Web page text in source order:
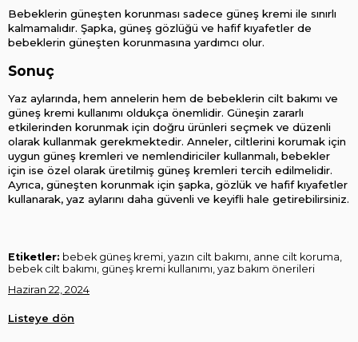
Bebeklerin güneşten korunması sadece güneş kremi ile sınırlı
kalmamalıdır. Şapka, güneş gözlüğü ve hafif kıyafetler de
bebeklerin güneşten korunmasına yardımcı olur.
Sonuç
Yaz aylarında, hem annelerin hem de bebeklerin cilt bakımı ve
güneş kremi kullanımı oldukça önemlidir. Güneşin zararlı
etkilerinden korunmak için doğru ürünleri seçmek ve düzenli
olarak kullanmak gerekmektedir. Anneler, ciltlerini korumak için
uygun güneş kremleri ve nemlendiriciler kullanmalı, bebekler
için ise özel olarak üretilmiş güneş kremleri tercih edilmelidir.
Ayrıca, güneşten korunmak için şapka, gözlük ve hafif kıyafetler
kullanarak, yaz aylarını daha güvenli ve keyifli hale getirebilirsiniz.
Etiketler: bebek güneş kremi, yazın cilt bakımı, anne cilt koruma,
bebek cilt bakımı, güneş kremi kullanımı, yaz bakım önerileri
Haziran 22, 2024
Listeye dön